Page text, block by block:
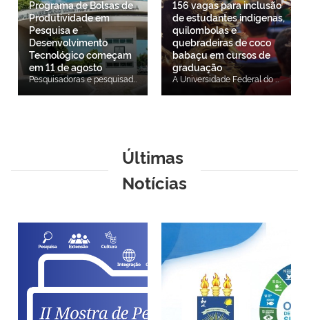
Programa de Bolsas de
Produtividade em
Pesquisa e
Desenvolvimento
Tecnológico começam
em 11 de agosto
156 vagas para inclusão
de estudantes indígenas,
quilombolas e
quebradeiras de coco
babaçu em cursos de
graduação
A Universidade Federal do Piauí (UFPI), por meio da Pró-Reitoria de Ensino de Graduação (PREG), lançou o edital do Processo Seletivo Específico e Diferenciado (PSED) para o preenchimento de 156 vagas remanescentes destinadas à Política de Inclusão de estudantes indígenas, quilombolas e quebradeiras de coco babaçu nos cursos de graduação da Instituição. O ingresso dos candidatos selecionados ocorrerá no período letivo 2026.2. As inscrições estarão abertas de 5 a 12 de agosto, exclusivamente por meio de formulário eletrônico. As 156 vagas estão distribuídas entre cursos de graduação ofertados nos campi da UFPI e integram a Política de Inclusão de estudantes indígenas, quilombolas e quebradeiras de coco babaçu, instituída pela Resolução CONSUN/UFPI nº 402/2026. Podem participar do processo seletivo candidatos autodeclarados e reconhecidos como indígenas, quilombolas ou quebradeiras de coco babaçu, que tenham concluído o Ensino Médio ou equivalente e atendam aos critérios estabelecidos no edital, nas Normas Gerais de Graduação da UFPI (Resolução CEPEX/UFPI nº 177/2012 e suas alterações) e na Política de Inclusão da Universidade. Caso as vagas não sejam totalmente preenchidas na Chamada Regular (1ª convocação), os candidatos classificados poderão ser convocados por meio de lista de espera, conforme editais específicos que serão divulgados na página oficial da UFPI. O processo seletivo será realizado em três etapas. A primeira consiste na verificação dos requisitos e da documentação apresentada no ato da inscrição, de caráter eliminatório. A segunda corresponde à análise das notas do Histórico Escolar, de caráter classificatório. Já a terceira etapa será uma prova de redação presencial, em Língua Portuguesa, de caráter eliminatório e classificatório. A prova de redação terá duração de duas horas e será aplicada na data prevista no cronograma do edital, no município escolhido pelo candidato durante a inscrição: Teresina, Picos, Floriano ou Bom Jesus. O local de realização da prova, com informações sobre estabelecimento, endereço e sala, será divulgado posteriormente na página oficial do processo seletivo, de acordo com o município indicado pelo candidato no momento da inscrição. O resultado final será divulgado em 28 de agosto. O edital completo, o formulário de inscrição e o cronograma do processo seletivo estão disponíveis na página oficial do PSED da UFPI. Acesse o edital.
Últimas
Notícias